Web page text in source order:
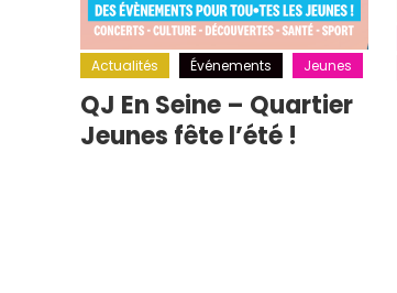
Actualités Événements Jeunes
QJ En Seine – Quartier
Jeunes fête l’été !